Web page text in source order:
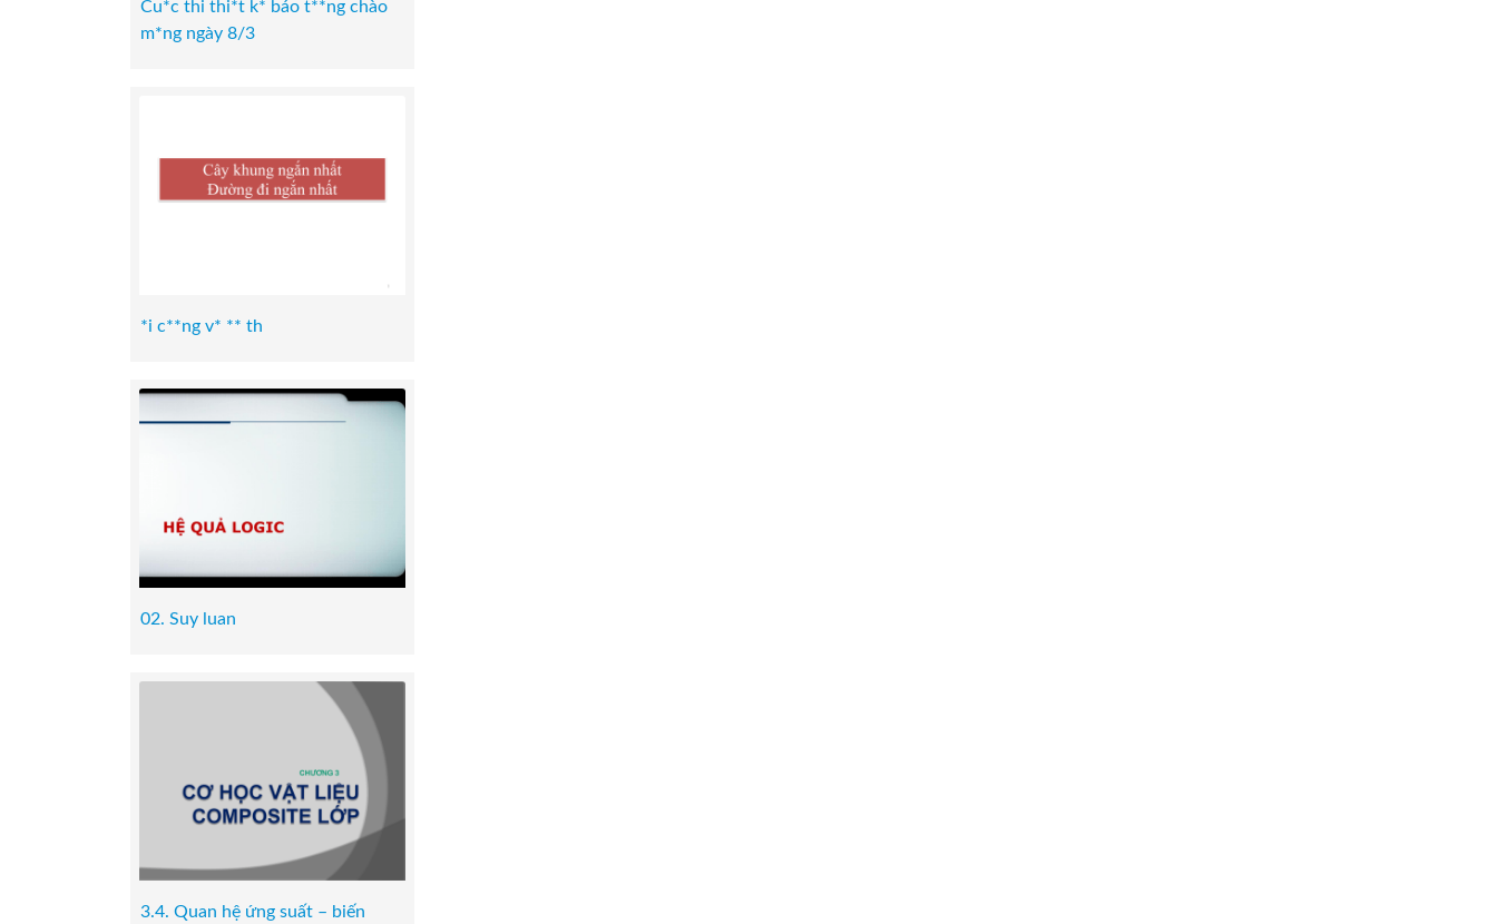
Cu*c thi thi*t k* báo t**ng chào
m*ng ngày 8/3
*i c**ng v* ** th
02. Suy luan
3.4. Quan hệ ứng suất – biến